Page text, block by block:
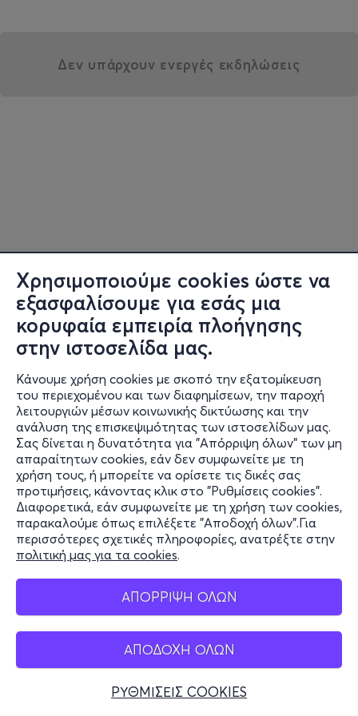
Χρησιμοποιούμε cookies ώστε να
εξασφαλίσουμε για εσάς μια
κορυφαία εμπειρία πλοήγησης
στην ιστοσελίδα μας.
Κάνουμε χρήση cookies με σκοπό την εξατομίκευση
του περιεχομένου και των διαφημίσεων, την παροχή
λειτουργιών μέσων κοινωνικής δικτύωσης και την
ανάλυση της επισκεψιμότητας των ιστοσελίδων μας.
Σας δίνεται η δυνατότητα για "Απόρριψη όλων" των μη
απαραίτητων cookies, εάν δεν συμφωνείτε με τη
χρήση τους, ή μπορείτε να ορίσετε τις δικές σας
προτιμήσεις, κάνοντας κλικ στο "Ρυθμίσεις cookies".
Διαφορετικά, εάν συμφωνείτε με τη χρήση των cookies,
παρακαλούμε όπως επιλέξετε "Αποδοχή όλων".Για
περισσότερες σχετικές πληροφορίες, ανατρέξτε στην
πολιτική μας για τα cookies.
ΑΠΟΡΡΙΨΗ ΟΛΩΝ
ΑΠΟΔΟΧΗ ΟΛΩΝ
ΡΥΘΜΙΣΕΙΣ COOKIES
Δεν υπάρχουν ενεργές εκδηλώσεις